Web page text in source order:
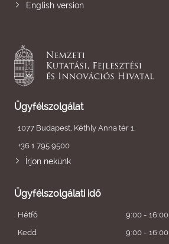
English version
Ügyfélszolgálat
1077 Budapest, Kéthly Anna tér 1.
+36 1 795 9500
Írjon nekünk
Ügyfélszolgálati idő
Hétfő
9:00 - 16:00
Kedd
9:00 - 16:00